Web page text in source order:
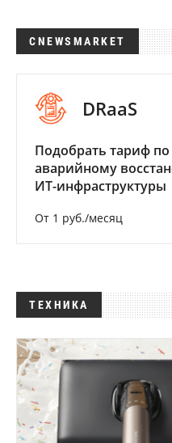
CNEWSMARKET
DRaaS
Подобрать тариф по
аварийному
ИТ-инфраструктуры
От 1 руб./месяц
ТЕХНИКА